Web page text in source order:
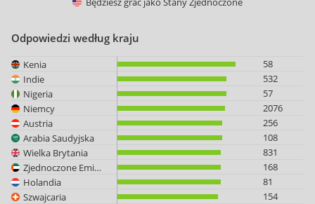
Odpowiedzi według kraju
Kenia
58
Indie
532
Nigeria
57
Niemcy
2076
Austria
256
Arabia Saudyjska
108
Wielka Brytania
831
Zjednoczone Emiraty Arabskie
168
Holandia
81
Szwajcaria
154